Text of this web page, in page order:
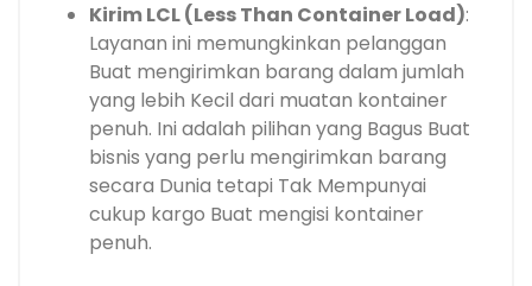
Kirim LCL (Less Than Container Load):
Layanan ini memungkinkan pelanggan
Buat mengirimkan barang dalam jumlah
yang lebih Kecil dari muatan kontainer
penuh. Ini adalah pilihan yang Bagus Buat
bisnis yang perlu mengirimkan barang
secara Dunia tetapi Tak Mempunyai
cukup kargo Buat mengisi kontainer
penuh.